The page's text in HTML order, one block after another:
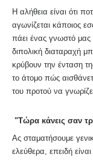
Η αλήθεια είναι ότι
αγωνίζεται κάποιος
πάει ένας γνωστό μας
διπολική διαταραχή
κρύβουν την ένταση
το άτομο πώς
του προτού να
"Τώρα κάνεις σαν
Ας σταματήσουμε
ελεύθερα, επειδή